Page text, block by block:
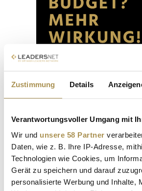
Zustimmung Details
Verantwortungsvoller Umgang mit
Wir und unsere 58 Partner
Daten, wie z. B. Ihre IP-Adresse,
Technologien wie Cookies, um
Gerät zu speichern und darauf
personalisierte Werbung und Inhalte,